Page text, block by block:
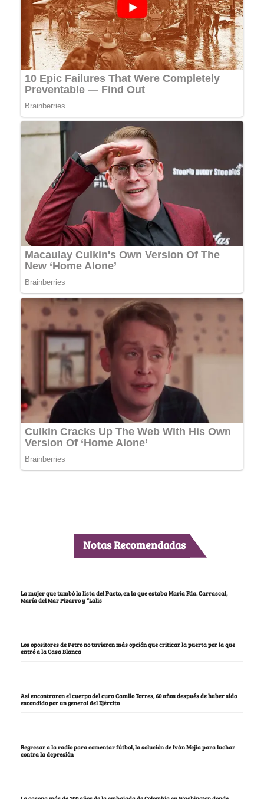
Notas Recomendadas
La mujer que tumbó la lista del Pacto, en la que estaba María Fda. Carrascal,
María del Mar Pizarro y “Lalis
Los opositores de Petro no tuvieron más opción que criticar la puerta por la que
entró a la Casa Blanca
Así encontraron el cuerpo del cura Camilo Torres, 60 años después de haber sido
escondido por un general del Ejército
Regresar a la radio para comentar fútbol, la solución de Iván Mejía para luchar
contra la depresión